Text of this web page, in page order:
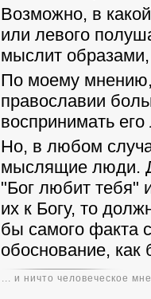
Возможно, в
или левого
мыслит образами,
По моему
православии
воспринимать его
Но, в любом
мыслящие люди.
"Бог любит тебя"
их к Богу, то
бы самого факта
обоснование, как
... и ничто человеческое